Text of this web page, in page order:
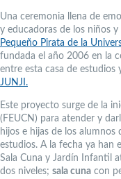
Una ceremonia llena de
y educadoras de los niños y
Pequeño Pirata de la
fundada el año 2006 en la
entre esta casa de estudios
JUNJI.
Este proyecto surge de la
(FEUCN) para atender y
hijos e hijas de los alumnos
estudios. A la fecha ya han
Sala Cuna y Jardín Infantil
dos niveles; sala cuna con